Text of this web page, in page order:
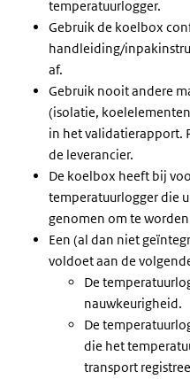
temperatuurlogger.
Gebruik de koelbox
handleiding/
af.
Gebruik nooit andere
(isolatie,
in het validatierapport.
de leverancier.
De koelbox heeft bij
temperatuurlogger die
genomen om te
Een (al dan niet
voldoet aan de
De
nauwkeurigheid.
De
die het
transport